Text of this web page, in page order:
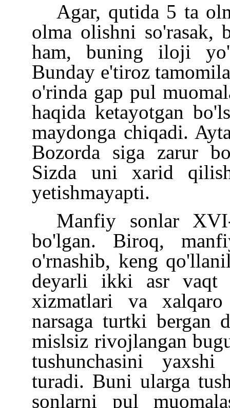
Agar, qutida 5 ta
olma olishni so'rasak,
ham, buning iloji
Bunday e'tiroz
o'rinda gap pul
haqida ketayotgan
maydonga chiqadi.
Bozorda siga zarur
Sizda uni xarid
yetishmayapti.
Manfiy sonlar
bo'lgan. Biroq,
o'rnashib, keng
deyarli ikki asr vaqt
xizmatlari va
narsaga turtki bergan
mislsiz rivojlangan
tushunchasini
turadi. Buni ularga
sonlarni pul